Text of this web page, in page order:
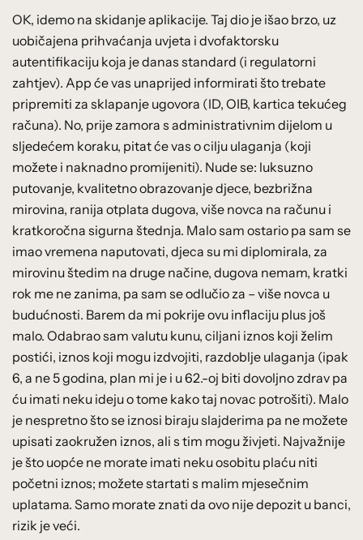
OK, idemo na skidanje aplikacije. Taj dio je išao brzo, uz
uobičajena prihvaćanja uvjeta i dvofaktorsku
autentifikaciju koja je danas standard (i regulatorni
zahtjev). App će vas unaprijed informirati što trebate
pripremiti za sklapanje ugovora (ID, OIB, kartica tekućeg
računa). No, prije zamora s administrativnim dijelom u
sljedećem koraku, pitat će vas o cilju ulaganja (koji
možete i naknadno promijeniti). Nude se: luksuzno
putovanje, kvalitetno obrazovanje djece, bezbrižna
mirovina, ranija otplata dugova, više novca na računu i
kratkoročna sigurna štednja. Malo sam ostario pa sam se
imao vremena naputovati, djeca su mi diplomirala, za
mirovinu štedim na druge načine, dugova nemam, kratki
rok me ne zanima, pa sam se odlučio za – više novca u
budućnosti. Barem da mi pokrije ovu inflaciju plus još
malo. Odabrao sam valutu kunu, ciljani iznos koji želim
postići, iznos koji mogu izdvojiti, razdoblje ulaganja (ipak
6, a ne 5 godina, plan mi je i u 62.-oj biti dovoljno zdrav pa
ću imati neku ideju o tome kako taj novac potrošiti). Malo
je nespretno što se iznosi biraju slajderima pa ne možete
upisati zaokružen iznos, ali s tim mogu živjeti. Najvažnije
je što uopće ne morate imati neku osobitu plaću niti
početni iznos; možete startati s malim mjesečnim
uplatama. Samo morate znati da ovo nije depozit u banci,
rizik je veći.